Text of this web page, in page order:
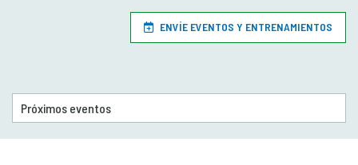
ENVÍE EVENTOS Y ENTRENAMIENTOS